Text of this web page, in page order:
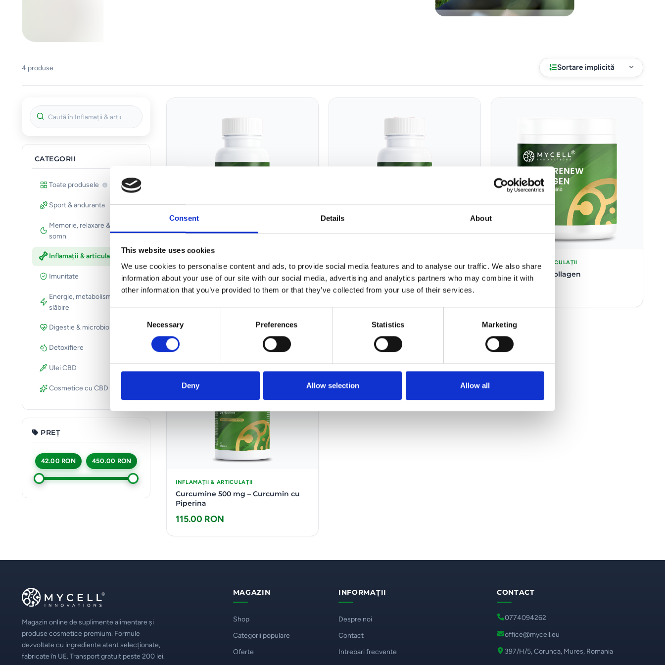
Consent Details About
This website uses cookies
We use cookies to personalise content and ads, to provide social media features and to analyse our traffic. We also share
information about your use of our site with our social media, advertising and analytics partners who may combine it with
other information that you’ve provided to them or that they’ve collected from your use of their services.
Necessary Preferences Statistics Marketing
Deny Allow selection Allow all
4 produse Sortare implicită
CATEGORII
Toate produsele 34
Sport & anduranta 9
Memorie, relaxare &
somn
2
Inflamații & articulații
Imunitate 3
Energie, metabolism &
slăbire
Digestie & microbiom
Detoxifiere
Ulei CBD
Cosmetice cu CBD
PREȚ
42.00 RON 450.00 RON
INFLAMAȚII & ARTICULAȚII
Omega 3 Extra
62.00 RON
INFLAMAȚII & ARTICULAȚII
Virex
99.00 RON
INFLAMAȚII & ARTICULAȚII
Aqua Renew Collagen
INFLAMAȚII & ARTICULAȚII
Curcumine 500 mg – Curcumin cu
Piperina
115.00 RON
Magazin online de suplimente alimentare și
produse cosmetice premium. Formule
dezvoltate cu ingrediente atent selecționate,
fabricate în UE. Transport gratuit peste 200 lei.
MAGAZIN
Shop
Categorii populare
Oferte
INFORMAȚII
Despre noi
Contact
Intrebari frecvente
CONTACT
0774094262
office@mycell.eu
397/H/5, Corunca, Mures, Romania